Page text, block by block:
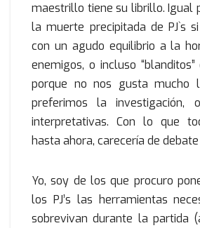
maestrillo tiene su librillo. Igual
la muerte precipitada de PJ`s
con un agudo equilibrio a la
enemigos, o incluso
porque no nos gusta mucho
preferimos la investigación,
interpretativas. Con lo que
hasta ahora, carecería de
Yo, soy de los que procuro
los PJ’s las herramientas
sobrevivan durante la partida